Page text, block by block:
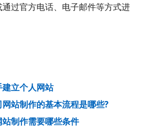
过官方电话、电子邮件等方式进
建立个人网站
站制作的基本流程是哪些?
制作需要哪些条件